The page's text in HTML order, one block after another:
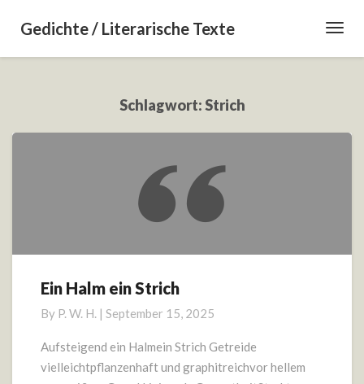
Gedichte / Literarische Texte
Schlagwort:Strich
Ein
ein
Strich
Ein Halm ein Strich
By P. W. H. | September 15, 2025
Aufsteigend ein Halmein Strich Getreide
vielleichtpflanzenhaft und graphitreichvor hellem